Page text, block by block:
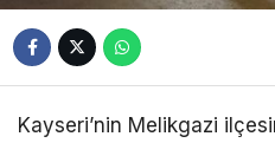
Kayseri’nin Melikgazi